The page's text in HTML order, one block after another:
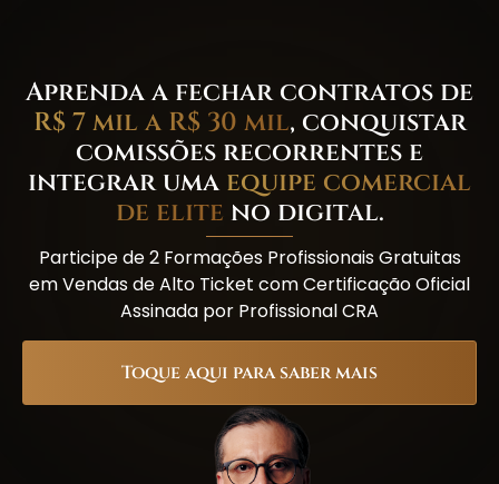
Aprenda a fechar contratos de
R$ 7 mil a R$ 30 mil, conquistar
comissões recorrentes e
integrar umaequipe comercial
de elite no digital.
Participe de 2 Formações Profissionais Gratuitas
em Vendas de Alto Ticket com Certificação Oficial
Assinada por Profissional CRA
Toque aqui para saber mais